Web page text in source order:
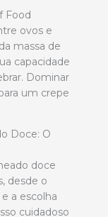
Food
ovos e
massa de
capacidade
Dominar
um crepe
Doce: O
doce
desde o
a escolha
cuidadoso